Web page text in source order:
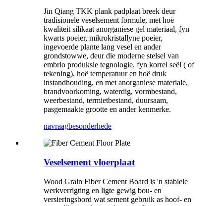
Jin Qiang TKK plank padplaat breek deur
tradisionele veselsement formule, met hoë
kwaliteit silikaat anorganiese gel materiaal, fyn
kwarts poeier, mikrokristallyne poeier,
ingevoerde plante lang vesel en ander
grondstowwe, deur die moderne stelsel van
embrio produksie tegnologie, fyn korrel seël ( of
tekening), hoë temperatuur en hoë druk
instandhouding, en met anorganiese materiale,
brandvoorkoming, waterdig, vormbestand,
weerbestand, termietbestand, duursaam,
pasgemaakte grootte en ander kenmerke.
navraagbesonderhede
Veselsement vloerplaat
Wood Grain Fiber Cement Board is 'n stabiele
werkverrigting en ligte gewig bou- en
versieringsbord wat sement gebruik as hoof- en